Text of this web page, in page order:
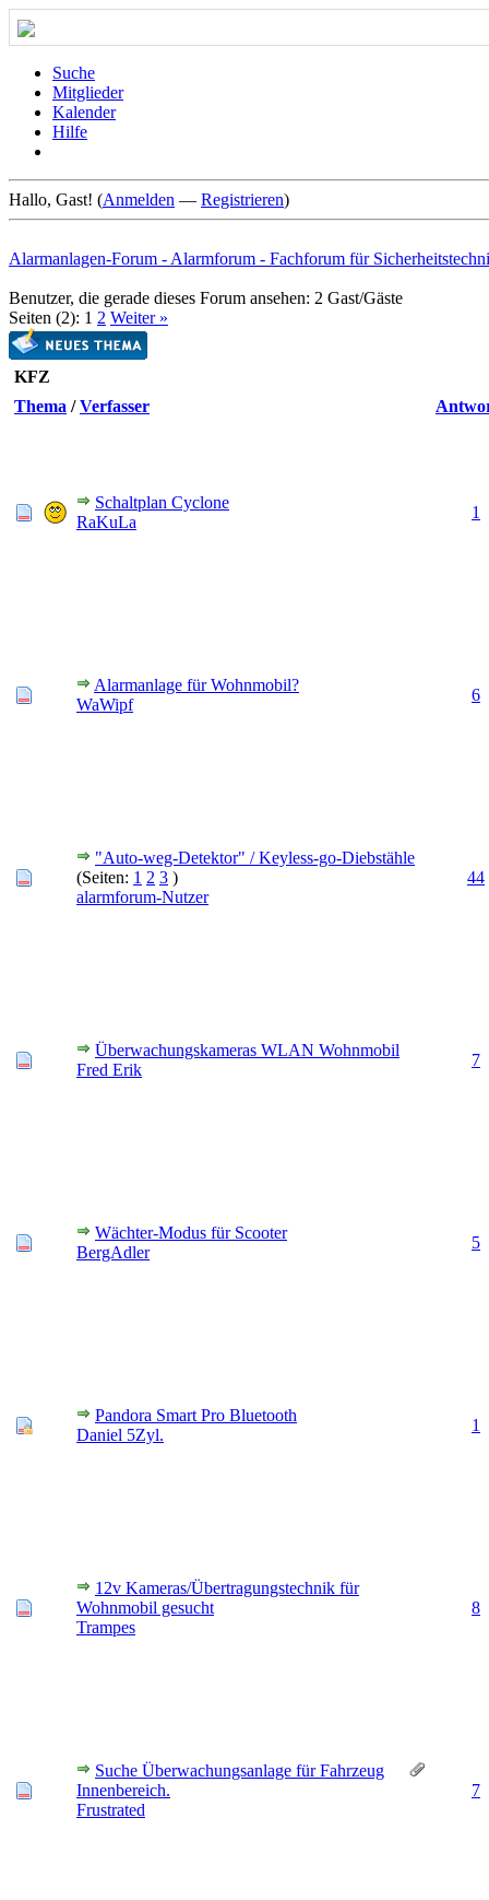
Suche
Mitglieder
Kalender
Hilfe
Hallo, Gast! (Anmelden — Registrieren)
Alarmanlagen-Forum - Alarmforum - Fachforum für
Benutzer, die gerade dieses Forum ansehen: 2 Gast/Gäste
Seiten (2): 1 2 Weiter »
KFZ
Thema /Verfasser
Schaltplan Cyclone
RaKuLa
1
Alarmanlage für Wohnmobil?
WaWipf
6
"Auto-weg-Detektor" / Keyless-go-Diebstähle
(Seiten: 1 2 3 )
alarmforum-Nutzer
44
Überwachungskameras WLAN Wohnmobil
Fred Erik
7
Wächter-Modus für Scooter
BergAdler
5
Pandora Smart Pro Bluetooth
Daniel 5Zyl.
1
12v Kameras/Übertragungstechnik für
Wohnmobil gesucht
Trampes
8
Suche Überwachungsanlage für Fahrzeug
Innenbereich.
Frustrated
7